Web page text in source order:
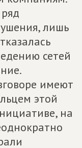
лишь
сетей
имеют
этой
на